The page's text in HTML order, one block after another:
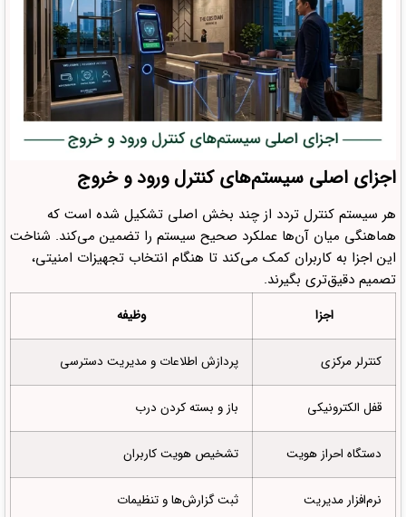
اجزای اصلی سیستم‌های کنترل ورود و خروج
هر سیستم کنترل تردد از چند بخش اصلی تشکیل شده است که
هماهنگی میان آن‌ها عملکرد صحیح سیستم را تضمین می‌کند. شناخت
این اجزا به کاربران کمک می‌کند تا هنگام انتخاب تجهیزات امنیتی،
تصمیم دقیق‌تری بگیرند.
اجزا وظیفه
کنترلر مرکزی پردازش اطلاعات و مدیریت دسترسی
قفل الکترونیکی باز و بسته کردن درب
دستگاه احراز هویت تشخیص هویت کاربران
نرم‌افزار مدیریت ثبت گزارش‌ها و تنظیمات